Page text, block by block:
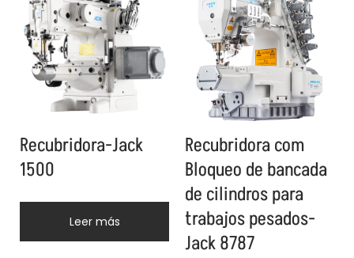
Recubridora-Jack
1500
Leer más
Recubridora com
Bloqueo de bancada
de cilindros para
trabajos pesados-
Jack 8787